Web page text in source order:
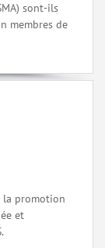
sont-ils
membres de
la promotion
et